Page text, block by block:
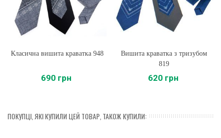
Класична вишита краватка 948
690 грн
Вишита краватка з тризубом
819
620 грн
ПОКУПЦІ, ЯКІ КУПИЛИ ЦЕЙ ТОВАР, ТАКОЖ КУПИЛИ: